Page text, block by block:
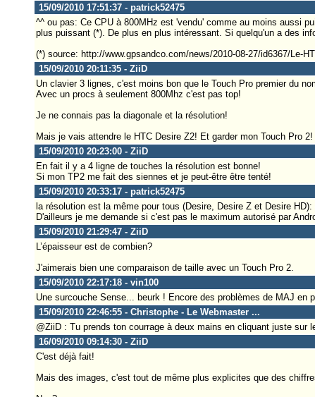
15/09/2010 17:51:37 - patrick52475
^^ ou pas: Ce CPU à 800MHz est 'vendu' comme au moins aussi
plus puissant (*). De plus en plus intéressant. Si quelqu'un a des
(*) source: http://www.gpsandco.com/news/2010-08-27/id6367/Le-
15/09/2010 20:11:35 - ZiiD
Un clavier 3 lignes, c'est moins bon que le Touch Pro premier du
Avec un procs à seulement 800Mhz c'est pas top!
Je ne connais pas la diagonale et la résolution!
Mais je vais attendre le HTC Desire Z2! Et garder mon Touch Pro 2!
15/09/2010 20:23:00 - ZiiD
En fait il y a 4 ligne de touches la résolution est bonne!
Si mon TP2 me fait des siennes et je peut-être être tenté!
15/09/2010 20:33:17 - patrick52475
la résolution est la même pour tous (Desire, Desire Z et Desire HD):
D'ailleurs je me demande si c'est pas le maximum autorisé par
15/09/2010 21:29:47 - ZiiD
L’épaisseur est de combien?
J'aimerais bien une comparaison de taille avec un Touch Pro 2.
15/09/2010 22:17:18 - vin100
Une surcouche Sense... beurk ! Encore des problèmes de MAJ en
15/09/2010 22:46:55 - Christophe - Le Webmaster ...
@ZiiD : Tu prends ton courrage à deux mains en cliquant juste sur
16/09/2010 09:14:30 - ZiiD
C'est déjà fait!
Mais des images, c'est tout de même plus explicites que des